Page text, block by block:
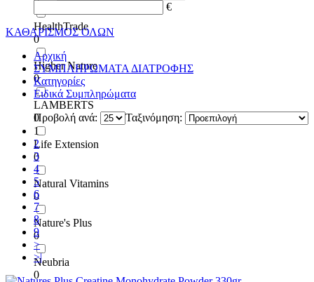
HealthTrade
0
Higher Nature
0
LAMBERTS
0
Life Extension
0
Natural Vitamins
0
Nature's Plus
0
Neubria
0
€
ΚΑΘΑΡΙΣΜΟΣ ΟΛΩΝ
Αρχική
ΣΥΜΠΛΗΡΩΜΑΤΑ ΔΙΑΤΡΟΦΗΣ
Κατηγορίες
Ειδικά Συμπληρώματα
Ταξινόμηση:
Προβολή ανά:
1
2
3
4
5
6
7
8
9
>
>|